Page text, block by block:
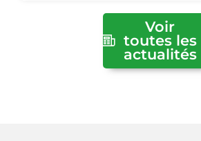
Voir
toutes les
actualités